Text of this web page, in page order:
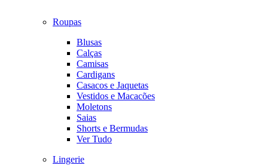
Roupas
Blusas
Calças
Camisas
Cardigans
Casacos e Jaquetas
Vestidos e Macacões
Moletons
Saias
Shorts e Bermudas
Ver Tudo
Lingerie